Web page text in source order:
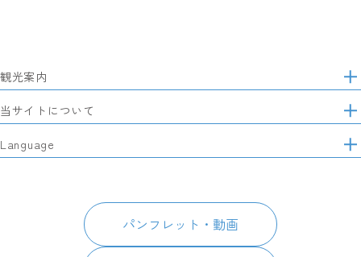
サ
イ
ト
マ
ッ
プ
観光案内
特集
モデルコース
当サイトについて
静岡県観光協会について
パンフレット・動画
Language
パンフレット・動画